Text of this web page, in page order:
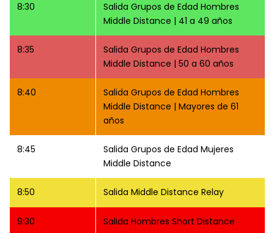
8:30
Salida Grupos de Edad Hombres
Middle Distance | 41 a 49 años
8:35
Salida Grupos de Edad Hombres
Middle Distance | 50 a 60 años
8:40
Salida Grupos de Edad Hombres
Middle Distance | Mayores de 61
años
8:45
Salida Grupos de Edad Mujeres
Middle Distance
8:50 Salida Middle Distance Relay
9:30 Salida Hombres Short Distance